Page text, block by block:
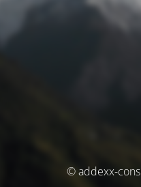
© addexx-